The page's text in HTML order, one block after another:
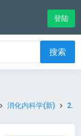
登陆
搜索
消化内科学(新)
2.